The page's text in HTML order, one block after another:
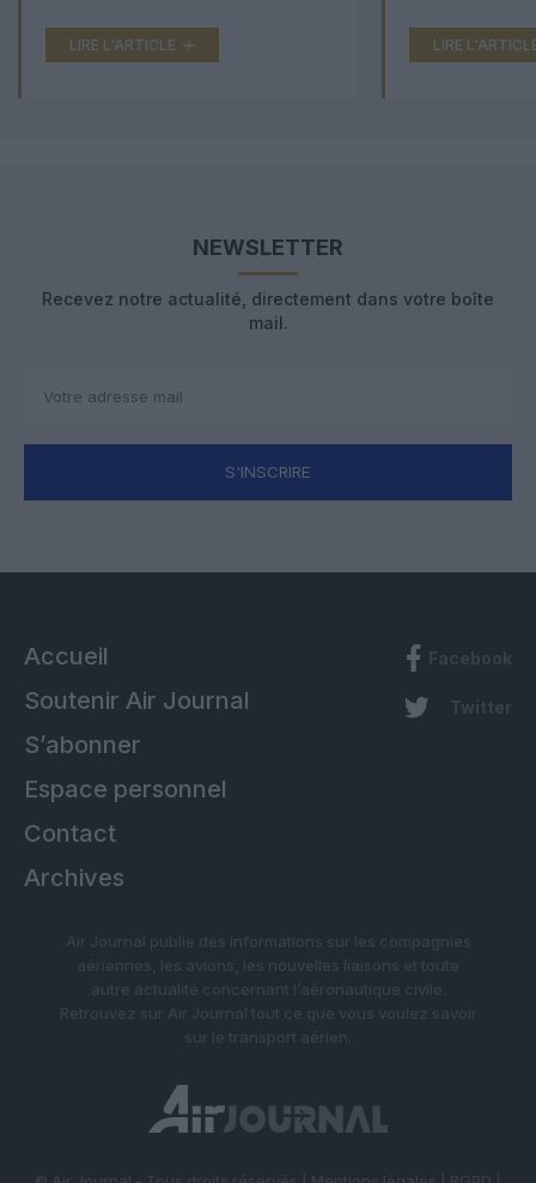
LIRE L'ARTICLE LIRE
NEWSLETTER
Recevez notre actualité, directement dans votre boîte
mail.
S'INSCRIRE
Accueil
Soutenir Air Journal
S’abonner
Espace personnel
Contact
Archives